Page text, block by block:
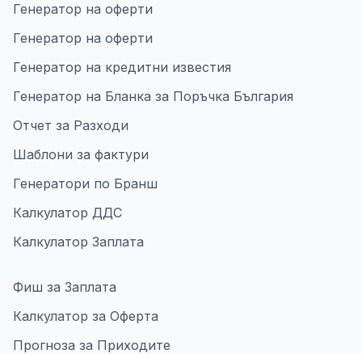
Генератор на оферти
Генератор на оферти
Генератор на кредитни известия
Генератор на Бланка за Поръчка България
Отчет за Разходи
Шаблони за фактури
Генератори по Бранш
Калкулатор ДДС
Калкулатор Заплата
Фиш за Заплата
Калкулатор за Оферта
Прогноза за Приходите